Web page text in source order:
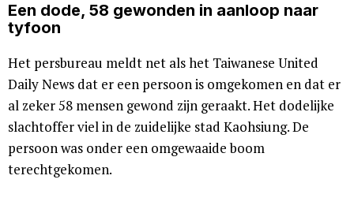
Een dode, 58 gewonden in aanloop naar
tyfoon
Het persbureau meldt net als het Taiwanese United
Daily News dat er een persoon is omgekomen en dat er
al zeker 58 mensen gewond zijn geraakt. Het dodelijke
slachtoffer viel in de zuidelijke stad Kaohsiung. De
persoon was onder een omgewaaide boom
terechtgekomen.